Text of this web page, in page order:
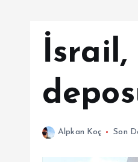
İsrail,
Alpkan Koç Son